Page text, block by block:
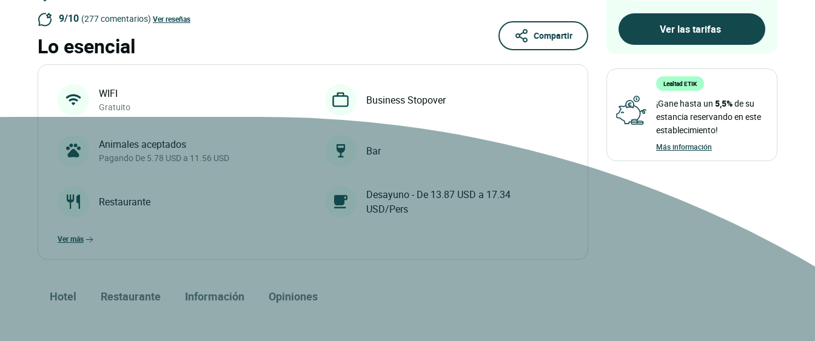
9/10 (277 comentarios) Ver reseñas
Compartir
Lo esencial
WIFI
Gratuito
Business Stopover
Animales aceptados
Pagando De 5.78 USD a 11.56 USD
Bar
Restaurante
Desayuno - De 13.87 USD a 17.34
USD/Pers
ver más
Hotel Restaurante Información Opiniones
Lealtad ETIK
¡Gane hasta un 5,5%de su
estancia reservando en este
establecimiento!
Más información